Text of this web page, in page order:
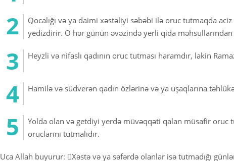
Qocalığı və ya daimi xəstəliyi səbəbi ilə oruc tutmaqda
yedizdirir. O hər günün əvəzində yerli qida
Heyzli və nifaslı qadının oruc tutması haramdır, lakin
Hamilə və südverən qadın özlərinə və ya uşaqlarına
Yolda olan və getdiyi yerdə müvəqqəti qalan müsafir
oruclarını tutmalıdır.
Uca Allah buyurur: Xəstə və ya səfərdə olanlar isə tutmadığı